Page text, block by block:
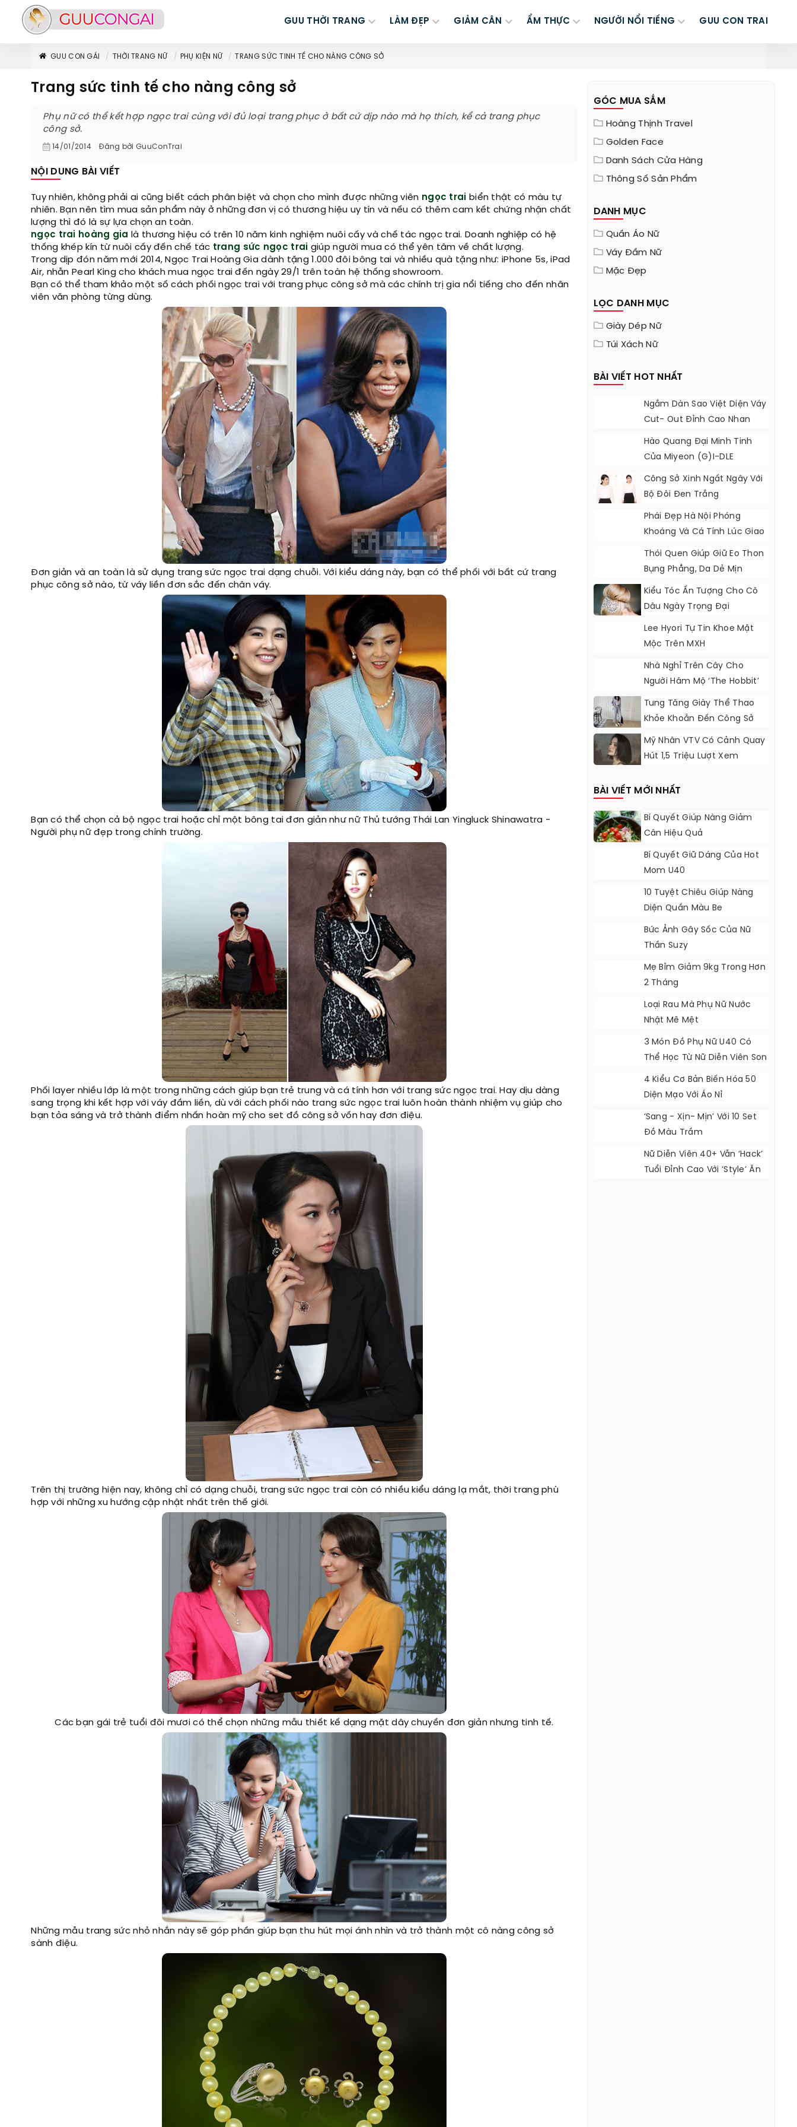
GUU THỜI TRANG LÀM ĐẸP GIẢM CÂN ẨM THỰC NGƯỜI NỔI TIẾNG GUU CON TRAI
GUU CON GÁI THỜI TRANG NỮ PHỤ KIỆN NỮ TRANG SỨC TINH TẾ CHO NÀNG CÔNG SỞ
Trang sức tinh tế cho nàng công sở
Phụ nữ có thể kết hợp ngọc trai cùng với đủ loại trang phục ở bất cứ dịp nào mà họ thích, kể cả trang phục
công sở.
14/01/2014 Đăng bởi GuuConTrai
NỘI DUNG BÀI VIẾT
Tuy nhiên, không phải ai cũng biết cách phân biệt và chọn cho mình được những viên ngọc trai biển thật có màu tự
nhiên. Bạn nên tìm mua sản phẩm này ở những đơn vị có thương hiệu uy tín và nếu có thêm cam kết chứng nhận chất
lượng thì đó là sự lựa chọn an toàn.
ngọc trai hoàng gia là thương hiệu có trên 10 năm kinh nghiệm nuôi cấy và chế tác ngọc trai. Doanh nghiệp có hệ
thống khép kín từ nuôi cấy đến chế tác trang sức ngọc trai giúp người mua có thể yên tâm về chất lượng.
Trong dịp đón năm mới 2014, Ngọc Trai Hoàng Gia dành tặng 1.000 đôi bông tai và nhiều quà tặng như: iPhone 5s, iPad
Air, nhẫn Pearl King cho khách mua ngọc trai đến ngày 29/1 trên toàn hệ thống showroom.
Bạn có thể tham khảo một số cách phối ngọc trai với trang phục công sở mà các chính trị gia nổi tiếng cho đến nhân
viên văn phòng từng dùng.
Đơn giản và an toàn là sử dụng trang sức ngọc trai dạng chuỗi. Với kiểu dáng này, bạn có thể phối với bất cứ trang
phục công sở nào, từ váy liền đơn sắc đến chân váy.
Bạn có thể chọn cả bộ ngọc trai hoặc chỉ một bông tai đơn giản như nữ Thủ tướng Thái Lan Yingluck Shinawatra -
Người phụ nữ đẹp trong chính trường.
Phối layer nhiều lớp là một trong những cách giúp bạn trẻ trung và cá tính hơn với trang sức ngọc trai. Hay dịu dàng
sang trọng khi kết hợp với váy đầm liền, dù với cách phối nào trang sức ngọc trai luôn hoàn thành nhiệm vụ giúp cho
bạn tỏa sáng và trở thành điểm nhấn hoàn mỹ cho set đồ công sở vốn hay đơn điệu.
Trên thị trường hiện nay, không chỉ có dạng chuỗi, trang sức ngọc trai còn có nhiều kiểu dáng lạ mắt, thời trang phù
hợp với những xu hướng cập nhật nhất trên thế giới.
Các bạn gái trẻ tuổi đôi mươi có thể chọn những mẫu thiết kế dạng mặt dây chuyền đơn giản nhưng tinh tế.
Những mẫu trang sức nhỏ nhắn này sẽ góp phần giúp bạn thu hút mọi ánh nhìn và trở thành một cô nàng công sở
sành điệu.
GÓC MUA SẮM
Hoàng Thịnh Travel
Golden Face
Danh Sách Cửa Hàng
Thông Số Sản Phẩm
DANH MỤC
Quần Áo Nữ
Váy Đầm Nữ
Mặc Đẹp
LỌC DANH MỤC
Giày Dép Nữ
Túi Xách Nữ
BÀI VIẾT HOT NHẤT
Ngắm Dàn Sao Việt Diện Váy
Cut- Out Đỉnh Cao Nhan
Sắc
Hào Quang Đại Minh Tinh
Của Miyeon (G)I-DLE
Công Sở Xinh Ngất Ngây Với
Bộ Đôi Đen Trắng
Phái Đẹp Hà Nội Phóng
Khoáng Và Cá Tính Lúc Giao
Mùa
Thói Quen Giúp Giữ Eo Thon
Bụng Phẳng, Da Dẻ Mịn
Màng Của Hot Girl Hàn
Kiểu Tóc Ấn Tượng Cho Cô
Dâu Ngày Trọng Đại
Lee Hyori Tự Tin Khoe Mặt
Mộc Trên MXH
Nhà Nghỉ Trên Cây Cho
Người Hâm Mộ ‘The Hobbit’
Tung Tăng Giày Thể Thao
Khỏe Khoắn Đến Công Sở
Mỹ Nhân VTV Có Cảnh Quay
Hút 1,5 Triệu Lượt Xem
BÀI VIẾT MỚI NHẤT
Bí Quyết Giúp Nàng Giảm
Cân Hiệu Quả
Bí Quyết Giữ Dáng Của Hot
Mom U40
10 Tuyệt Chiêu Giúp Nàng
Diện Quần Màu Be
Bức Ảnh Gây Sốc Của Nữ
Thần Suzy
Mẹ Bỉm Giảm 9kg Trong Hơn
2 Tháng
Loại Rau Mà Phụ Nữ Nước
Nhật Mê Mệt
3 Món Đồ Phụ Nữ U40 Có
Thể Học Từ Nữ Diễn Viên Son
Ye Jin
4 Kiểu Cơ Bản Biến Hóa 50
Diện Mạo Với Áo Nỉ
‘Sang - Xịn- Mịn’ Với 10 Set
Đồ Màu Trầm
Nữ Diễn Viên 40+ Vẫn ‘hack’
Tuổi Đỉnh Cao Với ‘style’ Ăn